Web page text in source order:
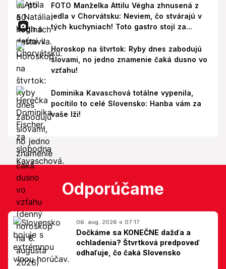
FOTO Manželka Attilu Végha zhnusená z
jedla v Chorvátsku: Neviem, čo stvárajú v
tých kuchyniach! Toto gastro stojí za...
Horoskop na štvrtok: Ryby dnes zabodujú
slovami, no jedno znamenie čaká dusno vo
vzťahu!
Dominika Kavaschová totálne vypenila,
pocítilo to celé Slovensko: Hanba vám za
vaše lži!
Odporúčame
06. aug. 2026 o 07:17
Dočkáme sa KONEČNE dažďa a
ochladenia? Štvrtková predpoveď
odhaľuje, čo čaká Slovensko